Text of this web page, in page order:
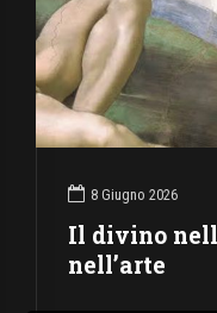
8 Giugno 2026
Il divino
nell’arte